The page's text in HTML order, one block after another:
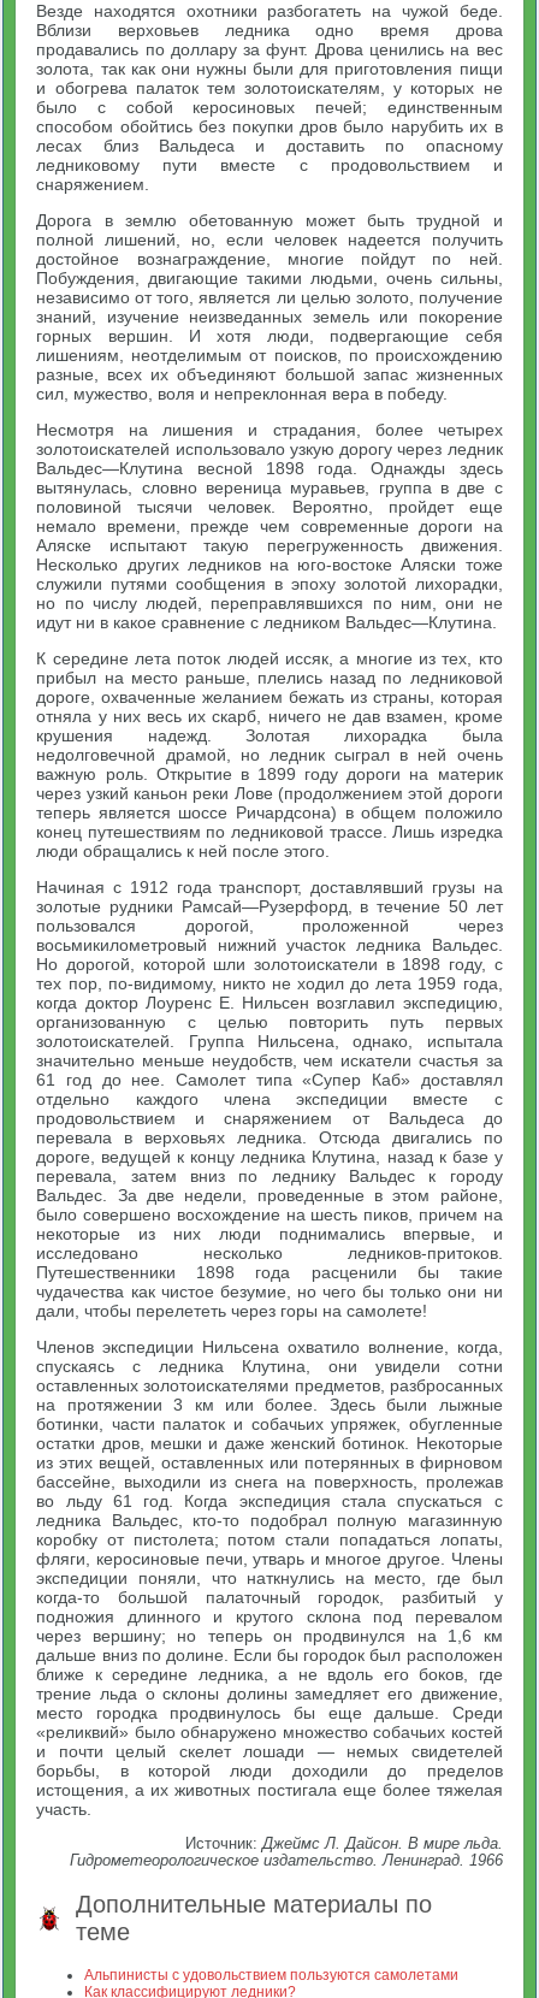
Везде находятся охотники разбогатеть на чужой беде.
Вблизи верховьев ледника одно время дрова
продавались по доллару за фунт. Дрова ценились на вес
золота, так как они нужны были для приготовления пищи
и обогрева палаток тем золотоискателям, у которых не
было с собой керосиновых печей; единственным
способом обойтись без покупки дров было нарубить их в
лесах близ Вальдеса и доставить по опасному
ледниковому пути вместе с продовольствием и
снаряжением.
Дорога в землю обетованную может быть трудной и
полной лишений, но, если человек надеется получить
достойное вознаграждение, многие пойдут по ней.
Побуждения, двигающие такими людьми, очень сильны,
независимо от того, является ли целью золото, получение
знаний, изучение неизведанных земель или покорение
горных вершин. И хотя люди, подвергающие себя
лишениям, неотделимым от поисков, по происхождению
разные, всех их объединяют большой запас жизненных
сил, мужество, воля и непреклонная вера в победу.
Несмотря на лишения и страдания, более четырех
золотоискателей использовало узкую дорогу через ледник
Вальдес—Клутина весной 1898 года. Однажды здесь
вытянулась, словно вереница муравьев, группа в две с
половиной тысячи человек. Вероятно, пройдет еще
немало времени, прежде чем современные дороги на
Аляске испытают такую перегруженность движения.
Несколько других ледников на юго-востоке Аляски тоже
служили путями сообщения в эпоху золотой лихорадки,
но по числу людей, переправлявшихся по ним, они не
идут ни в какое сравнение с ледником Вальдес—Клутина.
К середине лета поток людей иссяк, а многие из тех, кто
прибыл на место раньше, плелись назад по ледниковой
дороге, охваченные желанием бежать из страны, которая
отняла у них весь их скарб, ничего не дав взамен, кроме
крушения надежд. Золотая лихорадка была
недолговечной драмой, но ледник сыграл в ней очень
важную роль. Открытие в 1899 году дороги на материк
через узкий каньон реки Лове (продолжением этой дороги
теперь является шоссе Ричардсона) в общем положило
конец путешествиям по ледниковой трассе. Лишь изредка
люди обращались к ней после этого.
Начиная с 1912 года транспорт, доставлявший грузы на
золотые рудники Рамсай—Рузерфорд, в течение 50 лет
пользовался дорогой, проложенной через
восьмикилометровый нижний участок ледника Вальдес.
Но дорогой, которой шли золотоискатели в 1898 году, с
тех пор, по-видимому, никто не ходил до лета 1959 года,
когда доктор Лоуренс Е. Нильсен возглавил экспедицию,
организованную с целью повторить путь первых
золотоискателей. Группа Нильсена, однако, испытала
значительно меньше неудобств, чем искатели счастья за
61 год до нее. Самолет типа «Супер Каб» доставлял
отдельно каждого члена экспедиции вместе с
продовольствием и снаряжением от Вальдеса до
перевала в верховьях ледника. Отсюда двигались по
дороге, ведущей к концу ледника Клутина, назад к базе у
перевала, затем вниз по леднику Вальдес к городу
Вальдес. За две недели, проведенные в этом районе,
было совершено восхождение на шесть пиков, причем на
некоторые из них люди поднимались впервые, и
исследовано несколько ледников-притоков.
Путешественники 1898 года расценили бы такие
чудачества как чистое безумие, но чего бы только они ни
дали, чтобы перелететь через горы на самолете!
Членов экспедиции Нильсена охватило волнение, когда,
спускаясь с ледника Клутина, они увидели сотни
оставленных золотоискателями предметов, разбросанных
на протяжении 3 км или более. Здесь были лыжные
ботинки, части палаток и собачьих упряжек, обугленные
остатки дров, мешки и даже женский ботинок. Некоторые
из этих вещей, оставленных или потерянных в фирновом
бассейне, выходили из снега на поверхность, пролежав
во льду 61 год. Когда экспедиция стала спускаться с
ледника Вальдес, кто-то подобрал полную магазинную
коробку от пистолета; потом стали попадаться лопаты,
фляги, керосиновые печи, утварь и многое другое. Члены
экспедиции поняли, что наткнулись на место, где был
когда-то большой палаточный городок, разбитый у
подножия длинного и крутого склона под перевалом
через вершину; но теперь он продвинулся на 1,6 км
дальше вниз по долине. Если бы городок был расположен
ближе к середине ледника, а не вдоль его боков, где
трение льда о склоны долины замедляет его движение,
место городка продвинулось бы еще дальше. Среди
«реликвий» было обнаружено множество собачьих костей
и почти целый скелет лошади — немых свидетелей
борьбы, в которой люди доходили до пределов
истощения, а их животных постигала еще более тяжелая
участь.
Источник:Джеймс Л. Дайсон. В мире льда.
Гидрометеорологическое издательство. Ленинград. 1966
Дополнительные материалы по
теме
Альпинисты с удовольствием пользуются самолетами
Как классифицируют ледники?